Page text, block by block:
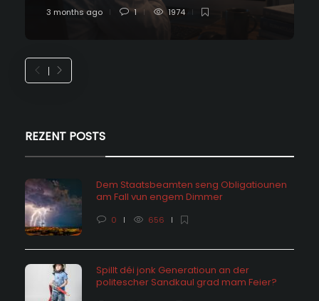
3 months ago 1 1974
REZENT POSTS
Dem Staatsbeamten seng Obligatiounen
am Fall vun engem Dimmer
0 656
Spillt déi jonk Generatioun an der
politescher Sandkaul grad mam Feier?